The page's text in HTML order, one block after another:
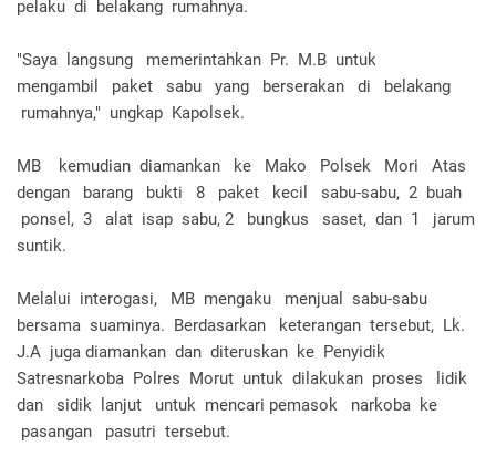
pelaku di belakang rumahnya.
"Saya langsung memerintahkan Pr. M.B untuk
mengambil paket sabu yang berserakan di belakang
rumahnya," ungkap Kapolsek.
MB kemudian diamankan ke Mako Polsek Mori Atas
dengan barang bukti 8 paket kecil sabu-sabu, 2 buah
ponsel, 3 alat isap sabu, 2 bungkus saset, dan 1 jarum
suntik.
Melalui interogasi, MB mengaku menjual sabu-sabu
bersama suaminya. Berdasarkan keterangan tersebut, Lk.
J.A juga diamankan dan diteruskan ke Penyidik
Satresnarkoba Polres Morut untuk dilakukan proses lidik
dan sidik lanjut untuk mencari pemasok narkoba ke
pasangan pasutri tersebut.